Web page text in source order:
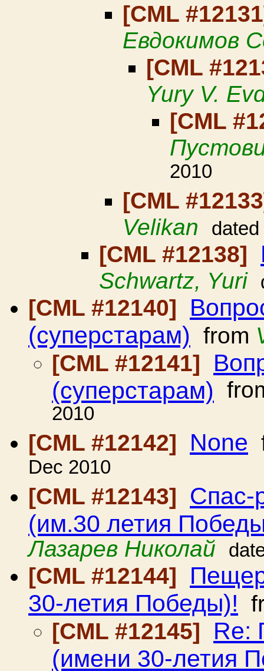
[CML
Евдокимов
[CML
Yury V.
[CML
2010
[CML
Velikan
[CML #12138]
Schwartz, Yuri
[CML #12140]
(суперстарам) from
[CML #12141]
(суперстарам)
2010
[CML #12142]
None
Dec 2010
[CML #12143]
Спас-
(им.30 летия
Лазарев Николай
[CML #12144]
30-летия Победы)!
[CML #12145]
Re:
(имени 30-летия